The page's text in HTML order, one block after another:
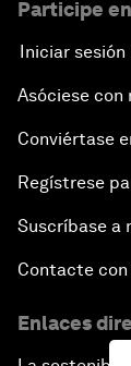
Participe
Iniciar sesión
Asóciese con
Conviértase
Regístrese
Suscríbase a
Contacte
Enlaces